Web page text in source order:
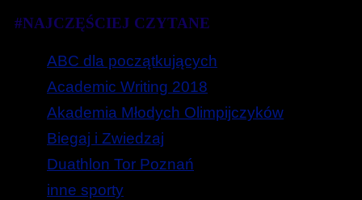
#NAJCZĘŚCIEJ CZYTANE
ABC dla początkujących
Academic Writing 2018
Akademia Młodych Olimpijczyków
Biegaj i Zwiedzaj
Duathlon Tor Poznań
inne sporty